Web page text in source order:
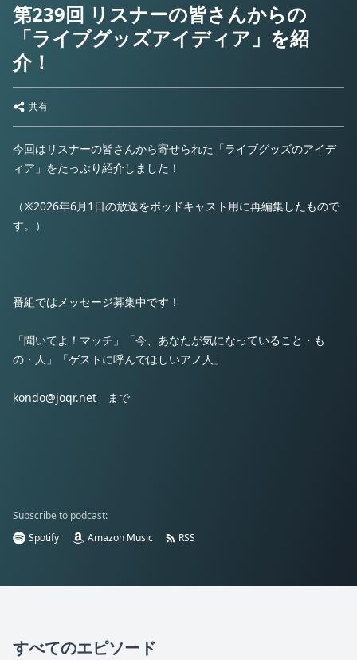
第239回 リスナーの皆さんからの
「ライブグッズアイディア」を紹
介！
共有
今回はリスナーの皆さんから寄せられた「ライブグッズのアイデ
ィア」をたっぷり紹介しました！
（※2026年6月1日の放送をポッドキャスト用に再編集したもので
す。）
番組ではメッセージ募集中です！
「聞いてよ！マッチ」「今、あなたが気になっていること・も
の・人」「ゲストに呼んでほしいアノ人」
kondo@joqr.net まで
Subscribe to podcast:
Spotify
Amazon Music RSS
すべてのエピソード